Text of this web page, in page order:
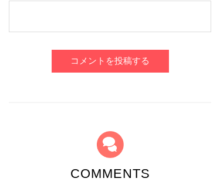
コメントを投稿する
COMMENTS